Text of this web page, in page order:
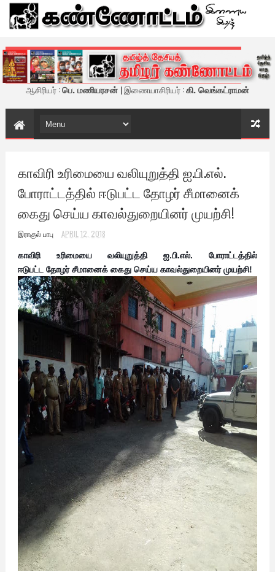
கண்ணோட்டம் - இணைய இதழ்
ஆசிரியர் :பெ. மணியரசன் | இணையாசிரியர் :கி. வெங்கட்ராமன்
காவிரி உரிமையை வலியுறுத்தி ஐ.பி.எல்.
போராட்டத்தில் ஈடுபட்ட தோழர் சீமானைக்
கைது செய்ய காவல்துறையினர் முயற்சி!
இராகுல் பாபு APRIL 12, 2018
காவிரி உரிமையை வலியுறுத்திஐ.பி.எல். போராட்டத்தில்
ஈடுபட்ட தோழர் சீமானைக் கைது செய்ய காவல்துறையினர் முயற்சி!